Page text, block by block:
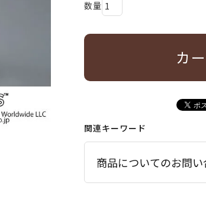
カ
関連キーワード
商品についてのお問い